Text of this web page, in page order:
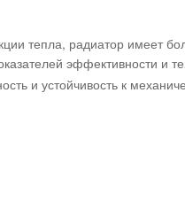
тепла, радиатор имеет
эффективности и
и устойчивость к